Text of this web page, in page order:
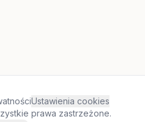
Ustawienia cookies
prawa zastrzeżone.